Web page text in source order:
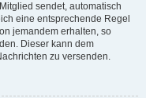
sendet, automatisch
eine entsprechende Regel
jemandem erhalten, so
Dieser kann dem
zu versenden.